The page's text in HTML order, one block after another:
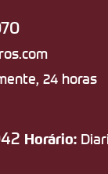
24 horas
Horário: